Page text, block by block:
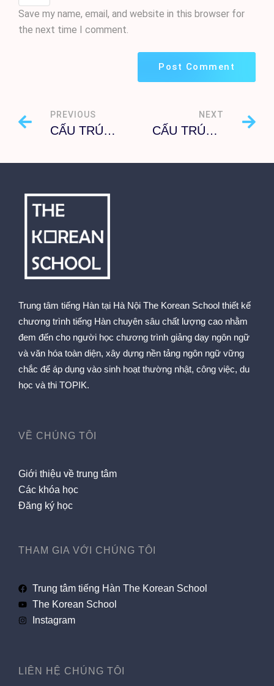
Save my name, email, and website in this browser for
the next time I comment.
PREVIOUS
CẤU TRÚC DIỄN TẢ PHÁT KIẾN VÀ KẾT QUẢ 다 보니
NEXT
CẤU TRÚC DIỄN TẢ PHÁT KIẾN VÀ KẾT QUẢ 더니
Trung tâm tiếng Hàn tại Hà Nội The Korean School thiết kế
chương trình tiếng Hàn chuyên sâu chất lượng cao nhằm
đem đến cho người học chương trình giảng dạy ngôn ngữ
và văn hóa toàn diện, xây dựng nền tảng ngôn ngữ vững
chắc để áp dụng vào sinh hoạt thường nhật, công việc, du
học và thi TOPIK.
VỀ CHÚNG TÔI
Giới thiệu về trung tâm
Các khóa học
Đăng ký học
THAM GIA VỚI CHÚNG TÔI
Trung tâm tiếng Hàn The Korean School
The Korean School
Instagram
LIÊN HỆ CHÚNG TÔI